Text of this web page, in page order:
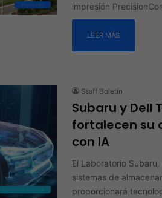
Impresión
impresión
LEER MÁS
Inteligencia Artificial
Staff Boletín
Subaru y Dell
fortalecen su
con IA
El Laboratorio
sistemas de
proporcionará